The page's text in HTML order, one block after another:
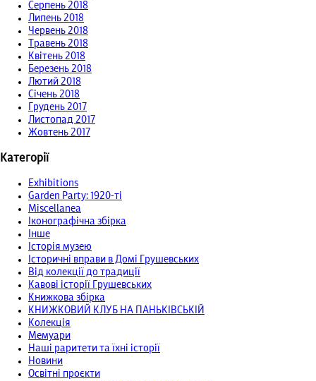
Серпень 2018
Липень 2018
Червень 2018
Травень 2018
Квітень 2018
Березень 2018
Лютий 2018
Січень 2018
Грудень 2017
Листопад 2017
Жовтень 2017
Категорії
Exhibitions
Garden Party: 1920-ті
Miscellanea
Іконографічна збірка
Інше
Історія музею
Історичні вправи в Домі Грушевських
Від колекції до традиції
Кавові історії Грушевських
Книжкова збірка
КНИЖКОВИЙ КЛУБ НА ПАНЬКІВСЬКІЙ
Колекція
Мемуари
Наші раритети та їхні історії
Новини
Освітні проєкти